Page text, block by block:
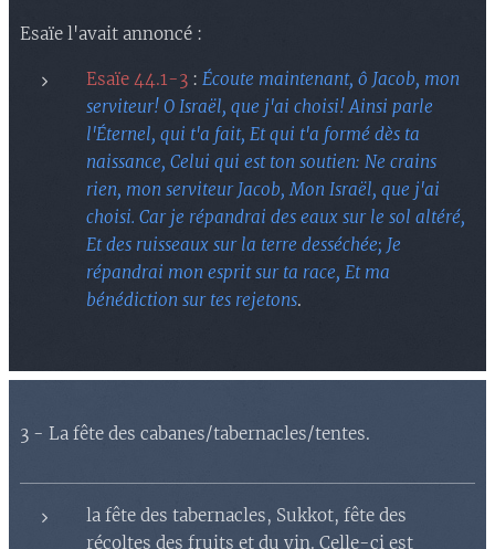
Esaïe l'avait annoncé :
Esaïe 44.1-3 : Écoute maintenant, ô Jacob, mon
serviteur! O Israël, que j'ai choisi! Ainsi parle
l'Éternel, qui t'a fait, Et qui t'a formé dès ta
naissance, Celui qui est ton soutien: Ne crains
rien, mon serviteur Jacob, Mon Israël, que j'ai
choisi. Car je répandrai des eaux sur le sol altéré,
Et des ruisseaux sur la terre desséchée; Je
répandrai mon esprit sur ta race, Et ma
bénédiction sur tes rejetons.
3 - La fête des cabanes/tabernacles/tentes.
la fête des tabernacles, Sukkot, fête des
récoltes des fruits et du vin. Celle-ci est